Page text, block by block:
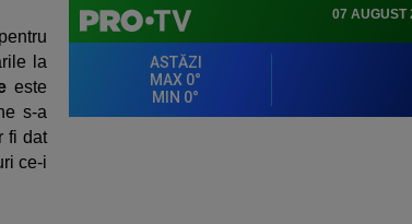
la
este
s-a
fi dat
ce-i